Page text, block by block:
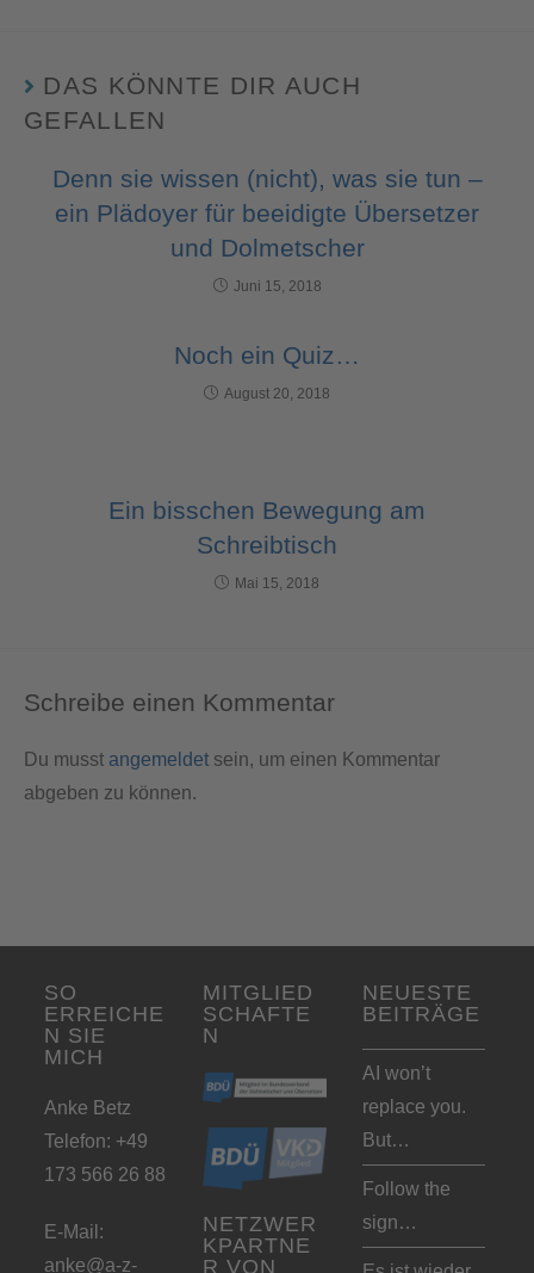
DAS KÖNNTE DIR AUCH
GEFALLEN
Denn sie wissen (nicht), was sie tun –
ein Plädoyer für beeidigte Übersetzer
und Dolmetscher
Juni 15, 2018
Noch ein Quiz…
August 20, 2018
Ein bisschen Bewegung am
Schreibtisch
Mai 15, 2018
Schreibe einen Kommentar
Du musst angemeldet sein, um einen Kommentar
abgeben zu können.
SO
ERREICHE
N SIE
MICH
Anke Betz
Telefon: +49
173 566 26 88
E-Mail:
anke@a-z-
MITGLIED
SCHAFTE
N
NETZWER
KPARTNE
R VON
NEUESTE
BEITRÄGE
AI won’t
replace you.
But…
Follow the
sign…